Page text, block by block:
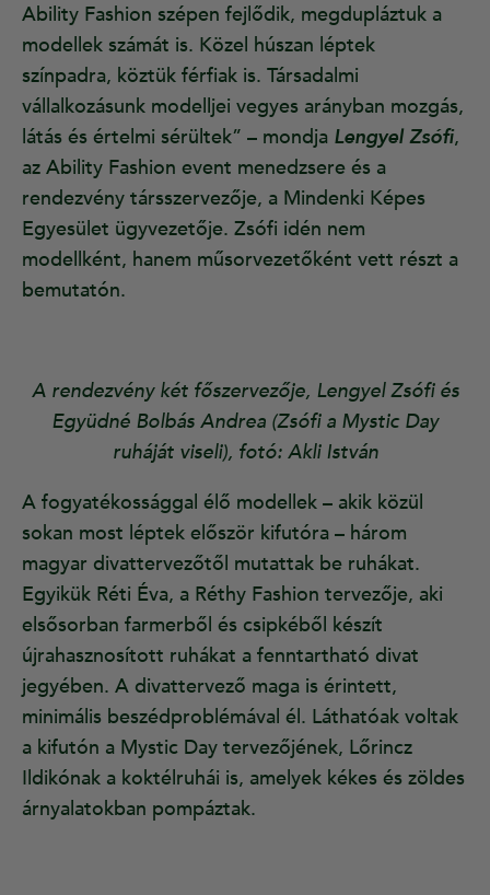
Ability Fashion szépen fejlődik, megdupláztuk a
modellek számát is. Közel húszan léptek
színpadra, köztük férfiak is. Társadalmi
vállalkozásunk modelljei vegyes arányban mozgás,
látás és értelmi sérültek” – mondja Lengyel Zsófi,
az Ability Fashion event menedzsere és a
rendezvény társszervezője, a Mindenki Képes
Egyesület ügyvezetője. Zsófi idén nem
modellként, hanem műsorvezetőként vett részt a
bemutatón.
A rendezvény két főszervezője, Lengyel Zsófi és
Együdné Bolbás Andrea (Zsófi a Mystic Day
ruháját viseli), fotó: Akli István
A fogyatékossággal élő modellek – akik közül
sokan most léptek először kifutóra – három
magyar divattervezőtől mutattak be ruhákat.
Egyikük Réti Éva, a Réthy Fashion tervezője, aki
elsősorban farmerből és csipkéből készít
újrahasznosított ruhákat a fenntartható divat
jegyében. A divattervező maga is érintett,
minimális beszédproblémával él. Láthatóak voltak
a kifutón a Mystic Day tervezőjének, Lőrincz
Ildikónak a koktélruhái is, amelyek kékes és zöldes
árnyalatokban pompáztak.